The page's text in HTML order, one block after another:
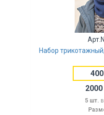
Набор
400
2000
5 шт.